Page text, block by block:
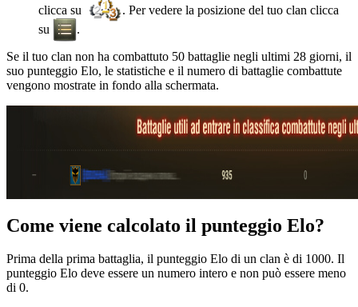
clicca su
. Per vedere la posizione del tuo clan clicca
su
.
Se il tuo clan non ha combattuto 50 battaglie negli ultimi 28 giorni, il
suo punteggio Elo, le statistiche e il numero di battaglie combattute
vengono mostrate in fondo alla schermata.
Come viene calcolato il punteggio Elo?
Prima della prima battaglia, il punteggio Elo di un clan è di 1000. Il
punteggio Elo deve essere un numero intero e non può essere meno
di 0.